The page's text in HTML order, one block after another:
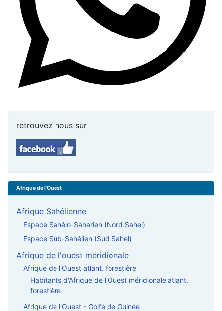
retrouvez nous sur
Afrique de l'Ouest
Afrique Sahélienne
Espace Sahélo-Saharien (Nord Sahel)
Espace Sub-Sahélien (Sud Sahel)
Afrique de l'ouest méridionale
Afrique de l'Ouest atlant. forestière
Habitants d'Afrique de l'Ouest méridionale atlant.
forestière
Afrique de l'Ouest - Golfe de Guinée